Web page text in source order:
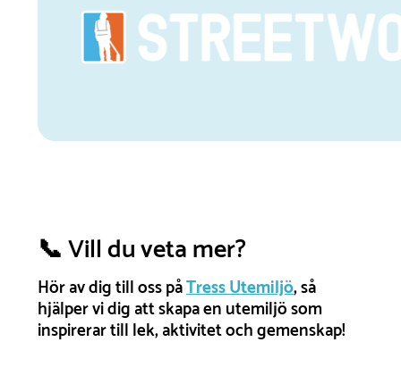
📞 Vill du veta mer?
Hör av dig till oss påTress Utemiljö, så
hjälper vi dig att skapa en utemiljö som
inspirerar till lek, aktivitet och gemenskap!